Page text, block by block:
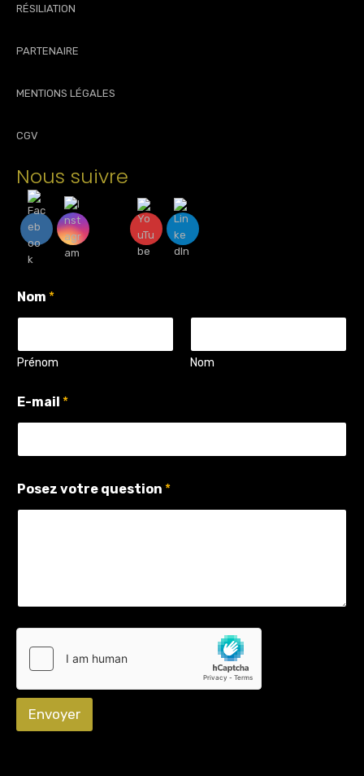
RÉSILIATION
PARTENAIRE
MENTIONS LÉGALES
CGV
Nous suivre
o
m
o
s
z
q
u
s
i
Nom *
Prénom Nom
E-mail *
Posez votre question *
Envoyer